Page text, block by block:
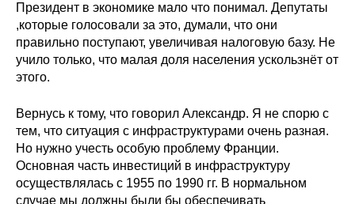
Президент в экономике мало что понимал. Депутаты
,которые голосовали за это, думали, что они
правильно поступают, увеличивая налоговую базу. Не
учило только, что малая доля населения ускользнёт от
этого.
Вернусь к тому, что говорил Александр. Я не спорю с
тем, что ситуация с инфраструктурами очень разная.
Но нужно учесть особую проблему Франции.
Основная часть инвестиций в инфраструктуру
осуществлялась с 1955 по 1990 гг. В нормальном
случае мы должны были бы обеспечивать